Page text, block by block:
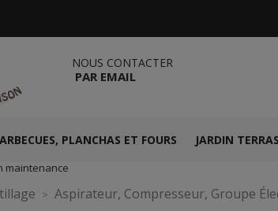
NOUS CONTACTER
PAR EMAIL
PLANCHAS ET FOURS JARDIN
Aspirateur, Compresseur, Groupe